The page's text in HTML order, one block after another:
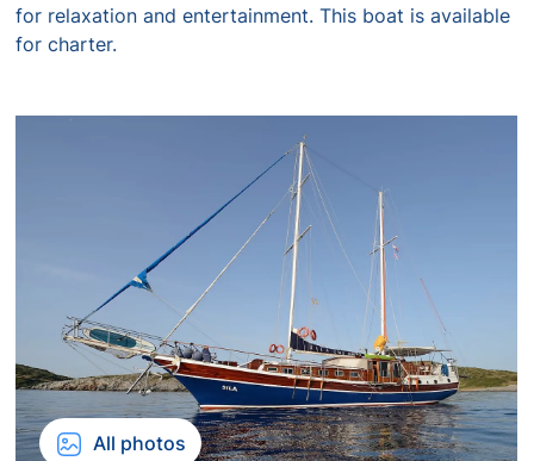
for relaxation and entertainment. This boat is available
for charter.
All photos